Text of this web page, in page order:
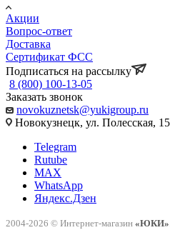
Акции
Вопрос-ответ
Доставка
Сертификат ФСС
Подписаться на рассылку
8 (800) 100-13-05
Заказать звонок
novokuznetsk@yukigroup.ru
Новокузнецк, ул. Полесская, 15
Telegram
Rutube
MAX
WhatsApp
Яндекс.Дзен
2004-2026 © Интернет-магазин «ЮКИ»